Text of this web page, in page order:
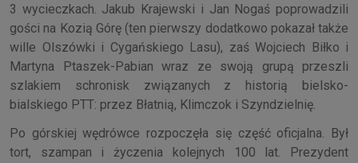
3 wycieczkach. Jakub Krajewski i Jan Nogaś poprowadzili
gości na Kozią Górę (ten pierwszy dodatkowo pokazał także
wille Olszówki i Cygańskiego Lasu), zaś Wojciech Biłko i
Martyna Ptaszek-Pabian wraz ze swoją grupą przeszli
szlakiem schronisk związanych z historią bielsko-
bialskiego PTT: przez Błatnią, Klimczok i Szyndzielnię.
Po górskiej wędrówce rozpoczęła się część oficjalna. Był
tort, szampan i życzenia kolejnych 100 lat. Prezydent